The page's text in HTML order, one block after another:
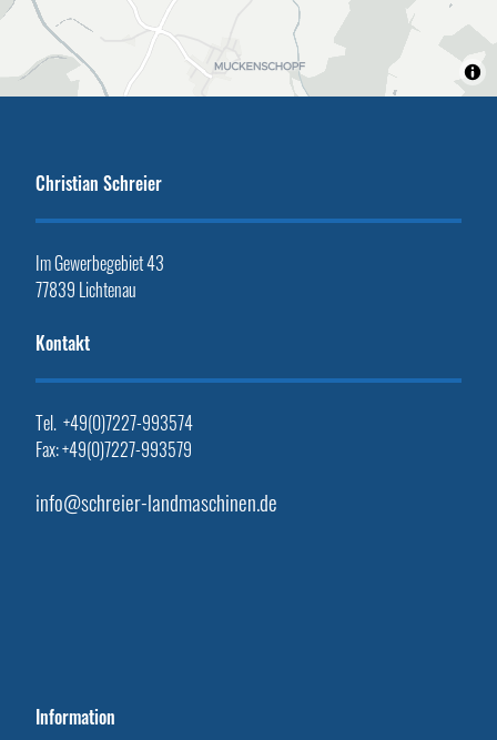
Christian Schreier
Im Gewerbegebiet 43
77839 Lichtenau
Kontakt
Tel. +49(0)7227-993574
Fax: +49(0)7227-993579
info@schreier-landmaschinen.de
Information